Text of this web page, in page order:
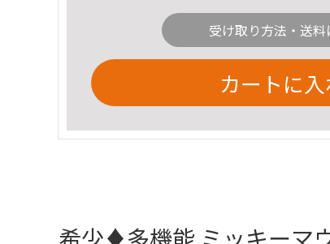
受け取り方法・送料
カートに
希少♦️多機能 ミッキーマ